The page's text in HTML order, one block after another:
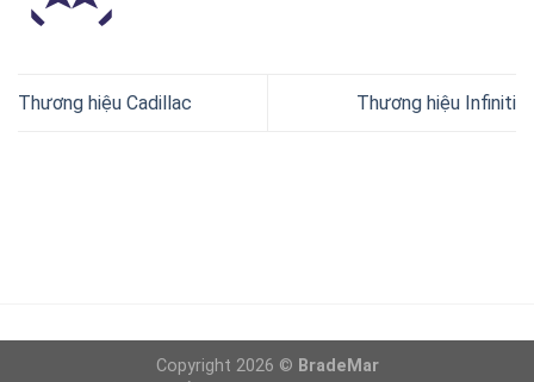
Thương hiệu Cadillac Thương hiệu Infiniti
Copyright 2026 © BradeMar